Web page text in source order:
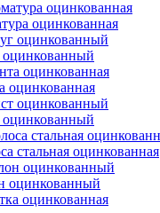
оцинкованная
оцинкованная
стальная оцинкованная
оцинкованный